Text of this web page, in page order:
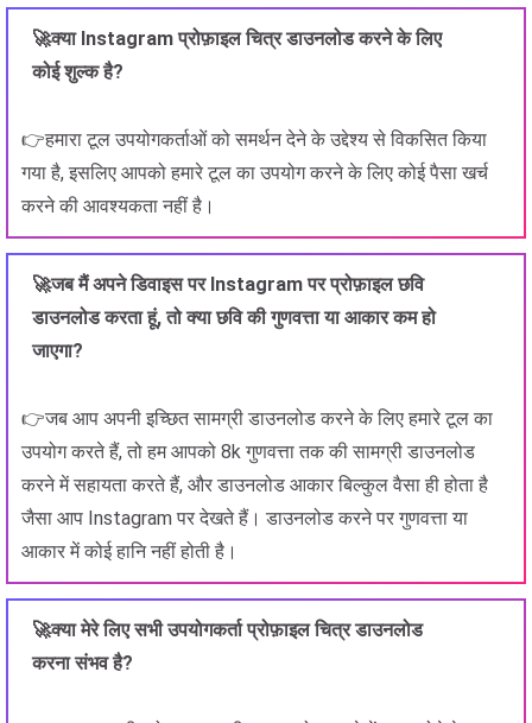
🚀क्या Instagram प्रोफ़ाइल चित्र डाउनलोड करने के लिए
कोई शुल्क है?
👉हमारा टूल उपयोगकर्ताओं को समर्थन देने के उद्देश्य से विकसित किया
गया है, इसलिए आपको हमारे टूल का उपयोग करने के लिए कोई पैसा खर्च
करने की आवश्यकता नहीं है।
🚀जब मैं अपने डिवाइस पर Instagram पर प्रोफ़ाइल छवि
डाउनलोड करता हूं, तो क्या छवि की गुणवत्ता या आकार कम हो
जाएगा?
👉जब आप अपनी इच्छित सामग्री डाउनलोड करने के लिए हमारे टूल का
उपयोग करते हैं, तो हम आपको 8k गुणवत्ता तक की सामग्री डाउनलोड
करने में सहायता करते हैं, और डाउनलोड आकार बिल्कुल वैसा ही होता है
जैसा आप Instagram पर देखते हैं। डाउनलोड करने पर गुणवत्ता या
आकार में कोई हानि नहीं होती है।
🚀क्या मेरे लिए सभी उपयोगकर्ता प्रोफ़ाइल चित्र डाउनलोड
करना संभव है?